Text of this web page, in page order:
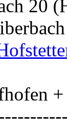
20